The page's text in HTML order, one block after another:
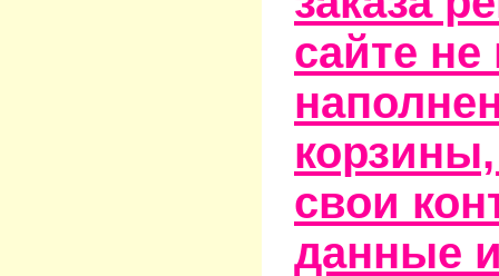
сайте
свои
данные